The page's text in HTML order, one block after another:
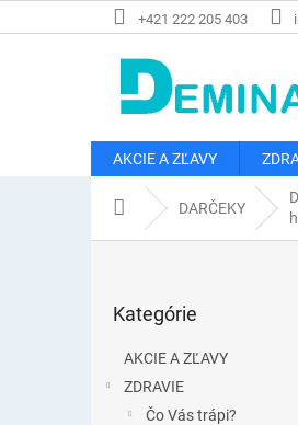
na
+421 222 205 403
AKCIE A ZĽAVY
DomovDARČEKY
kategórie
Kategórie
AKCIE A ZĽAVY
ZDRAVIE
Čo Vás trápi?